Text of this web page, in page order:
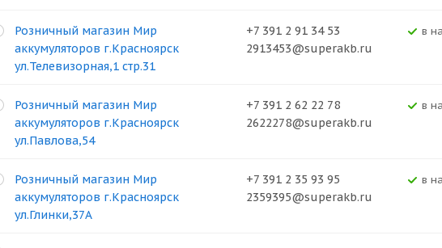
+7 391 2 91 34 53
2913453@superakb.ru
В
Розничный магазин Мир
аккумуляторов г.Красноярск
ул.Телевизорная,1 стр.31
+7 391 2 62 22 78
2622278@superakb.ru
В
Розничный магазин Мир
аккумуляторов г.Красноярск
ул.Павлова,54
+7 391 2 35 93 95
2359395@superakb.ru
В
Розничный магазин Мир
аккумуляторов г.Красноярск
ул.Глинки,37А